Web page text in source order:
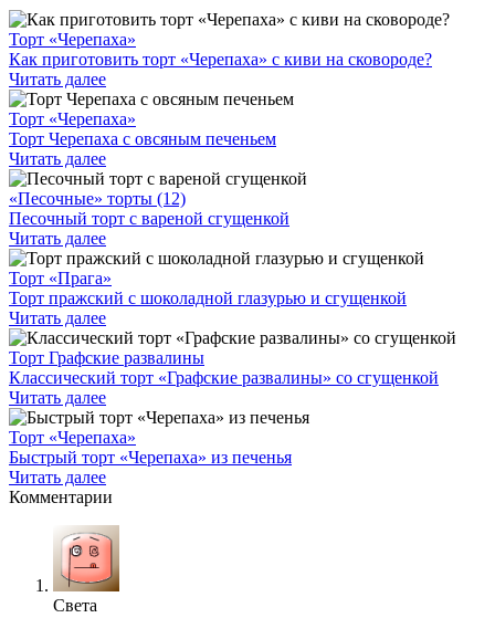
Торт «Черепаха»
Как приготовить торт «Черепаха» с киви на сковороде?
Читать далее
Торт «Черепаха»
Торт Черепаха с овсяным печеньем
Читать далее
«Песочные» торты (12)
Песочный торт с вареной сгущенкой
Читать далее
Торт «Прага»
Торт пражский с шоколадной глазурью и сгущенкой
Читать далее
Торт Графские развалины
Классический торт «Графские развалины» со сгущенкой
Читать далее
Торт «Черепаха»
Быстрый торт «Черепаха» из печенья
Читать далее
Комментарии
Света